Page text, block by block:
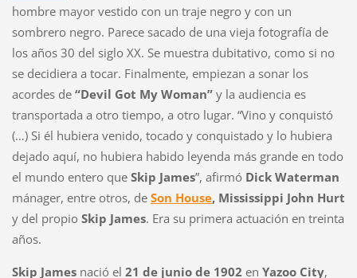
hombre mayor vestido con un traje negro y con un
sombrero negro. Parece sacado de una vieja fotografía de
los años 30 del siglo XX. Se muestra dubitativo, como si no
se decidiera a tocar. Finalmente, empiezan a sonar los
acordes de“Devil Got My Woman” y la audiencia es
transportada a otro tiempo, a otro lugar. “Vino y conquistó
(…) Si él hubiera venido, tocado y conquistado y lo hubiera
dejado aquí, no hubiera habido leyenda más grande en todo
el mundo entero que Skip James”, afirmó Dick Waterman
mánager, entre otros, de Son House, Mississippi John Hurt
y del propio Skip James. Era su primera actuación en treinta
años.
Skip James nació el 21 de junio de 1902 en Yazoo City,